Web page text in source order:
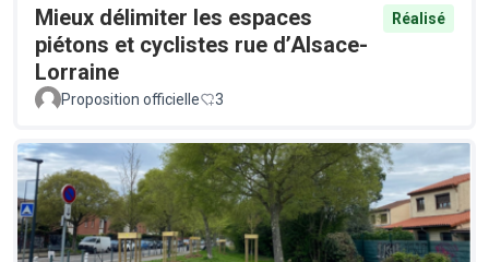
Mieux délimiter les espaces
piétons et cyclistes rue d’Alsace-
Lorraine
Réalisé
Proposition officielle 3